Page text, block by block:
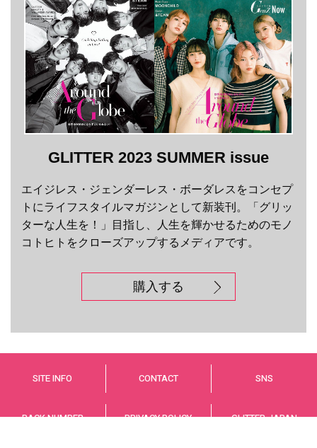
GLITTER 2023 SUMMER issue
エイジレス・ジェンダーレス・ボーダレスをコンセプ
トにライフスタイルマガジンとして新装刊。「グリッ
ターな人生を！」目指し、人生を輝かせるためのモノ
コトヒトをクローズアップするメディアです。
購入する
SITE INFO CONTACT SNS
BACK NUMBER PRIVACY POLICY GLITTER JAPAN